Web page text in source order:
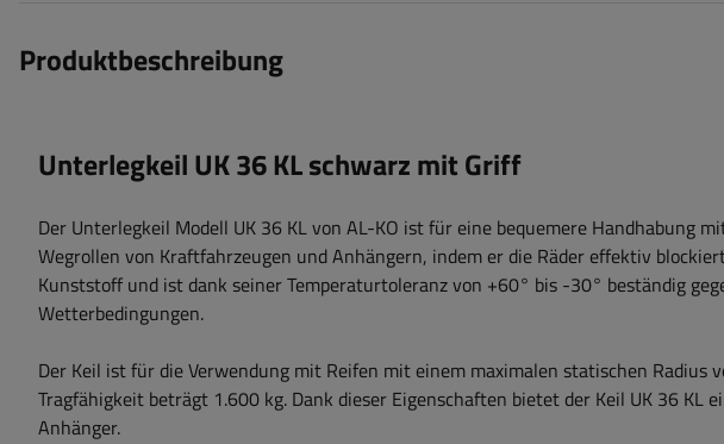
Produktbeschreibung
Unterlegkeil UK 36 KL schwarz mit Griff
Der Unterlegkeil Modell UK 36 KL von AL-KO ist für eine bequemere Handhabung
Wegrollen von Kraftfahrzeugen und Anhängern, indem er die Räder effektiv
Kunststoff und ist dank seiner Temperaturtoleranz von +60° bis -30° beständig
Wetterbedingungen.
Der Keil ist für die Verwendung mit Reifen mit einem maximalen statischen Radius
Tragfähigkeit beträgt 1.600 kg. Dank dieser Eigenschaften bietet der Keil UK 36 KL
Anhänger.